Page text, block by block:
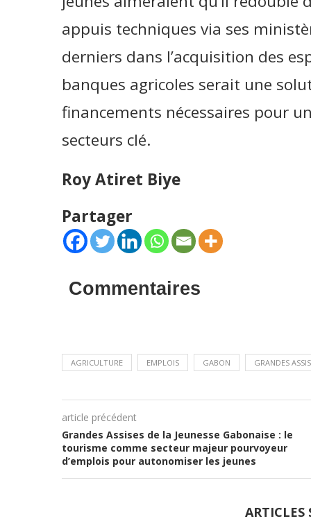
appuis techniques via ses
derniers dans l’acquisition des
banques agricoles serait une
financements nécessaires pour
secteurs clé.
Roy Atiret Biye
Partager
Commentaires
AGRICULTURE EMPLOIS GABON GRANDES
article précédent
Grandes Assises de la Jeunesse Gabonaise : le
tourisme comme secteur majeur pourvoyeur
d’emplois pour autonomiser les jeunes
ARTICLES